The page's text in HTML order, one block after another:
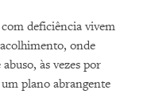
deficiência vivem
onde
às vezes por
plano abrangente